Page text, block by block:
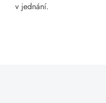
v jednání.